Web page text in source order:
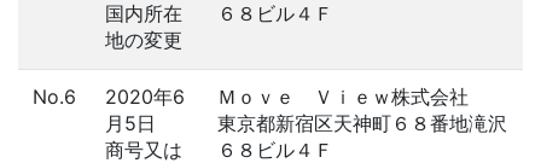
国内所在
地の変更
６８ビル４Ｆ
No.6
2020年6
月5日
商号又は
Ｍｏｖｅ Ｖｉｅｗ株式会社
東京都新宿区天神町６８番地滝沢
６８ビル４Ｆ